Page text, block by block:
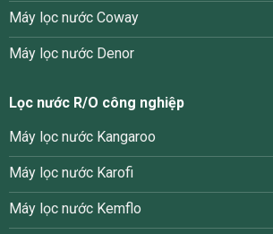
Máy lọc nước Coway
Máy lọc nước Denor
Lọc nước R/O công nghiệp
Máy lọc nước Kangaroo
Máy lọc nước Karofi
Máy lọc nước Kemflo